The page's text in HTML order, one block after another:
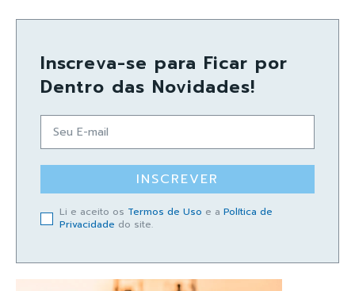
Inscreva-se para Ficar por
Dentro das Novidades!
INSCREVER
Li e aceito os Termos de Uso e a Política de
Privacidade do site.